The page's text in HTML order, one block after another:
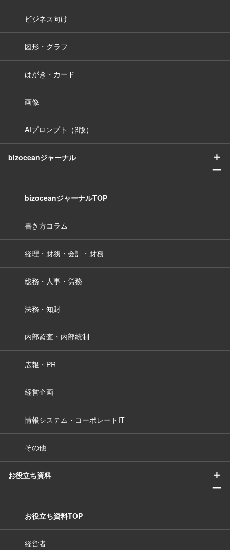
ビジネス向け
図形・グラフ
はがき・カード
画像
AIプロンプト（β版）
bizoceanジャーナル
＋
ー
bizoceanジャーナルTOP
書き方コラム
経理・財務・会計・財務
総務・人事・労務
法務・知財
内部監査・内部統制
広報・PR
経営企画
情報システム・コーポレートIT
その他
お役立ち資料
＋
ー
お役立ち資料TOP
経営者